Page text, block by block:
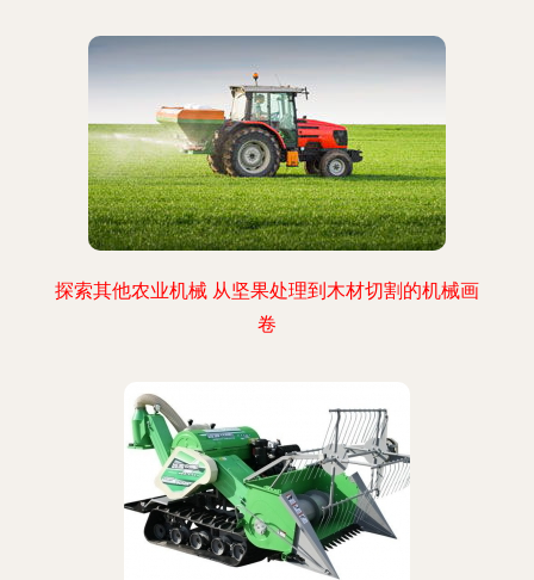
探索其他农业机械 从坚果处理到木材切割的机械画
卷